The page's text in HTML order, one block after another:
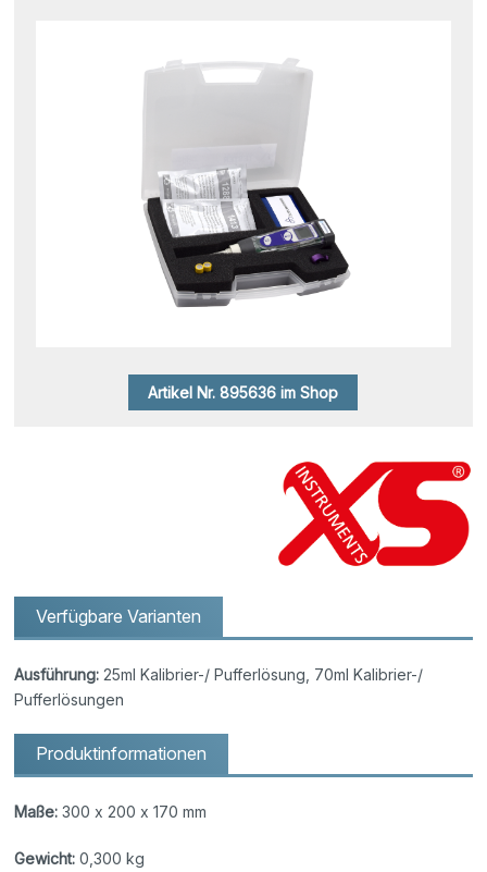
Artikel Nr. 895636 im Shop
Verfügbare Varianten
Ausführung: 25ml Kalibrier-/ Pufferlösung, 70ml Kalibrier-/
Pufferlösungen
Produktinformationen
Maße: 300 x 200 x 170 mm
Gewicht: 0,300 kg